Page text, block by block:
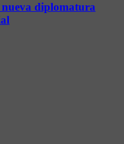
diplomatura